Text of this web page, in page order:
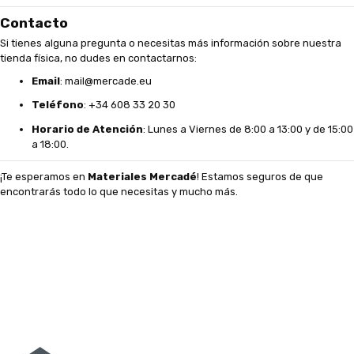
Contacto
Si tienes alguna pregunta o necesitas más información sobre nuestra
tienda física, no dudes en contactarnos:
Email: mail@mercade.eu
Teléfono: +34 608 33 20 30
Horario de Atención: Lunes a Viernes de 8:00 a 13:00 y de 15:00
a 18:00.
¡Te esperamos en Materiales Mercadé! Estamos seguros de que
encontrarás todo lo que necesitas y mucho más.